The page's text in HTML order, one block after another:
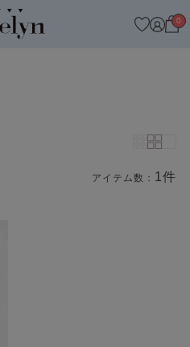
0
アイテム数： 1件